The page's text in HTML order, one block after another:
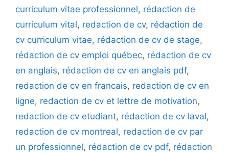
curriculum vitae professionnel, rédaction de
curriculum vital, redaction de cv, rédaction de
cv curriculum vitae, rédaction de cv de stage,
rédaction de cv emploi québec, rédaction de cv
en anglais, rédaction de cv en anglais pdf,
redaction de cv en francais, redaction de cv en
ligne, redaction de cv et lettre de motivation,
redaction de cv etudiant, rédaction de cv laval,
redaction de cv montreal, redaction de cv par
un professionnel, rédaction de cv pdf, rédaction